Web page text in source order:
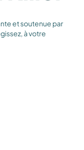
et soutenue par
à votre